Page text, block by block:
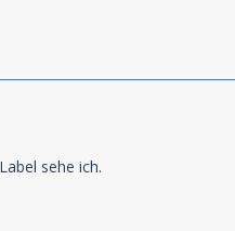
sehe ich.